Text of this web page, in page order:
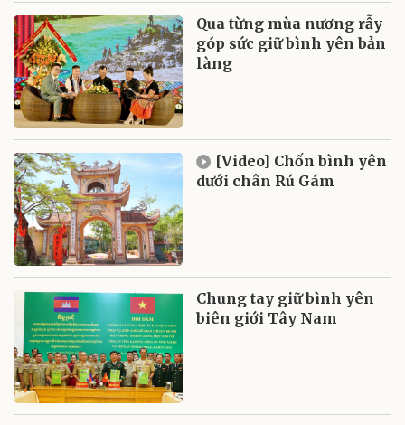
Qua từng mùa nương rẫy
góp sức giữ bình yên bản
làng
[Video] Chốn bình yên
dưới chân Rú Gám
Chung tay giữ bình yên
biên giới Tây Nam